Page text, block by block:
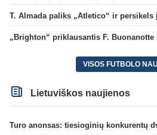
VISOS FUTBOLO
Lietuviškos naujienos
Turo anonsas: tiesioginių konkurentų